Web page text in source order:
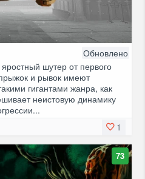
Обновлено
шутер от первого
и рывок имеют
гигантами жанра, как
неистовую динамику
1
73